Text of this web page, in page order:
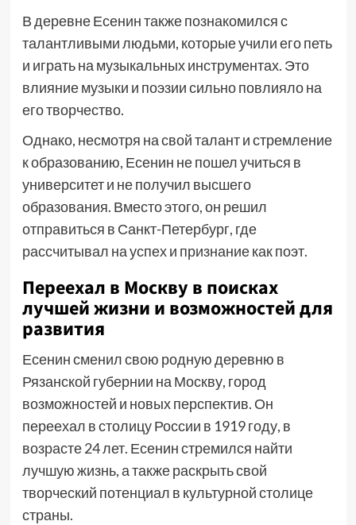
В деревне Есенин также познакомился с
талантливыми людьми, которые учили его петь
и играть на музыкальных инструментах. Это
влияние музыки и поэзии сильно повлияло на
его творчество.
Однако, несмотря на свой талант и стремление
к образованию, Есенин не пошел учиться в
университет и не получил высшего
образования. Вместо этого, он решил
отправиться в Санкт-Петербург, где
рассчитывал на успех и признание как поэт.
Переехал в Москву в поисках
лучшей жизни и возможностей для
развития
Есенин сменил свою родную деревню в
Рязанской губернии на Москву, город
возможностей и новых перспектив. Он
переехал в столицу России в 1919 году, в
возрасте 24 лет. Есенин стремился найти
лучшую жизнь, а также раскрыть свой
творческий потенциал в культурной столице
страны.